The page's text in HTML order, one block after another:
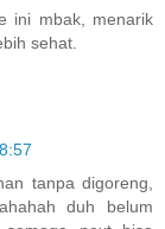
ini mbak, menarik
sehat.
tanpa digoreng,
duh belum